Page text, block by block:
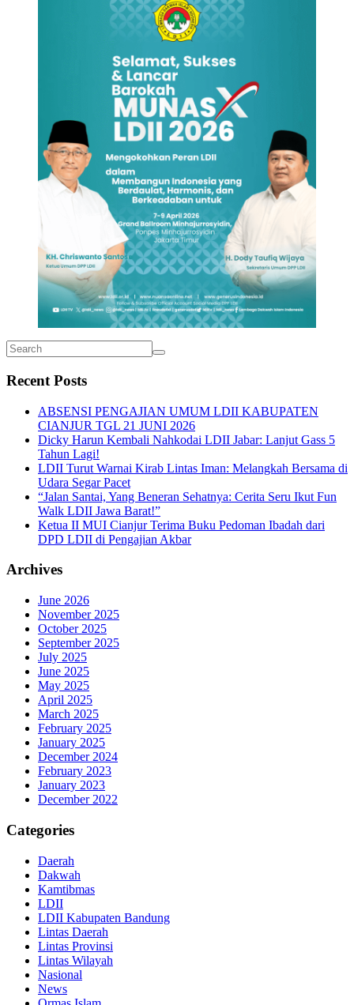
Recent Posts
ABSENSI PENGAJIAN UMUM LDII KABUPATEN
CIANJUR TGL 21 JUNI 2026
Dicky Harun Kembali Nahkodai LDII Jabar: Lanjut Gass 5
Tahun Lagi!
LDII Turut Warnai Kirab Lintas Iman: Melangkah Bersama di
Udara Segar Pacet
“Jalan Santai, Yang Beneran Sehatnya: Cerita Seru Ikut Fun
Walk LDII Jawa Barat!”
Ketua II MUI Cianjur Terima Buku Pedoman Ibadah dari
DPD LDII di Pengajian Akbar
Archives
June 2026
November 2025
October 2025
September 2025
July 2025
June 2025
May 2025
April 2025
March 2025
February 2025
January 2025
December 2024
February 2023
January 2023
December 2022
Categories
Daerah
Dakwah
Kamtibmas
LDII
LDII Kabupaten Bandung
Lintas Daerah
Lintas Provinsi
Lintas Wilayah
Nasional
News